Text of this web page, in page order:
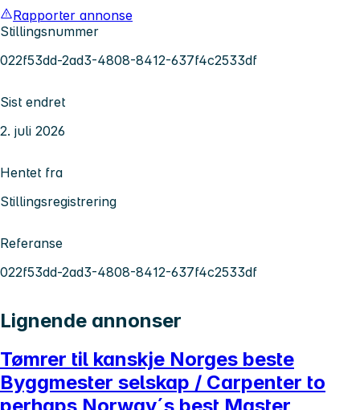
Rapporter annonse
Stillingsnummer
022f53dd-2ad3-4808-8412-637f4c2533df
Sist endret
2. juli 2026
Hentet fra
Stillingsregistrering
Referanse
022f53dd-2ad3-4808-8412-637f4c2533df
Lignende annonser
Tømrer til kanskje Norges beste
Byggmester selskap / Carpenter to